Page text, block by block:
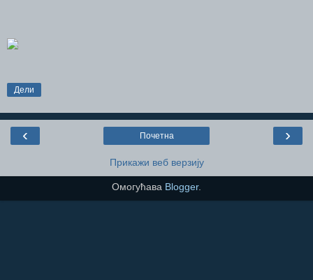
Дели
‹ ›
Почетна
Прикажи веб верзију
Омогућава Blogger.